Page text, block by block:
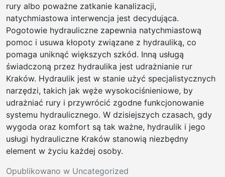
rury albo poważne zatkanie kanalizacji,
natychmiastowa interwencja jest decydująca.
Pogotowie hydrauliczne zapewnia natychmiastową
pomoc i usuwa kłopoty związane z hydrauliką, co
pomaga uniknąć większych szkód. Inną usługą
świadczoną przez hydraulika jest udrażnianie rur
Kraków. Hydraulik jest w stanie użyć specjalistycznych
narzędzi, takich jak węże wysokociśnieniowe, by
udrażniać rury i przywrócić zgodne funkcjonowanie
systemu hydraulicznego. W dzisiejszych czasach, gdy
wygoda oraz komfort są tak ważne, hydraulik i jego
usługi hydrauliczne Kraków stanowią niezbędny
element w życiu każdej osoby.
Opublikowano w Uncategorized